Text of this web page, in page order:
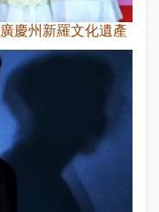
慶州新羅文化遺產